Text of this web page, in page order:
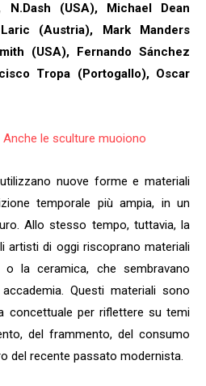
N.Dash (USA), Michael Dean
(Austria), Mark Manders
(USA), Fernando Sánchez
Tropa (Portogallo), Oscar
nuove forme e materiali
temporale più ampia, in un
Allo stesso tempo, tuttavia, la
artisti di oggi riscoprano materiali
la ceramica, che sembravano
Questi materiali sono
concettuale per riflettere su temi
del frammento, del consumo
del recente passato modernista.